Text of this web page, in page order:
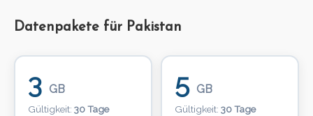
Datenpakete für Pakistan
3 GB
Gültigkeit: 30 Tage
5 GB
Gültigkeit: 30 Tage